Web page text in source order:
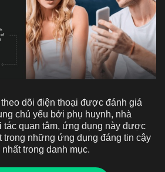
dõi điện thoại được đánh giá
chủ yếu bởi phụ huynh, nhà
tác quan tâm, ứng dụng này được
trong những ứng dụng đáng tin cậy
trong danh mục.